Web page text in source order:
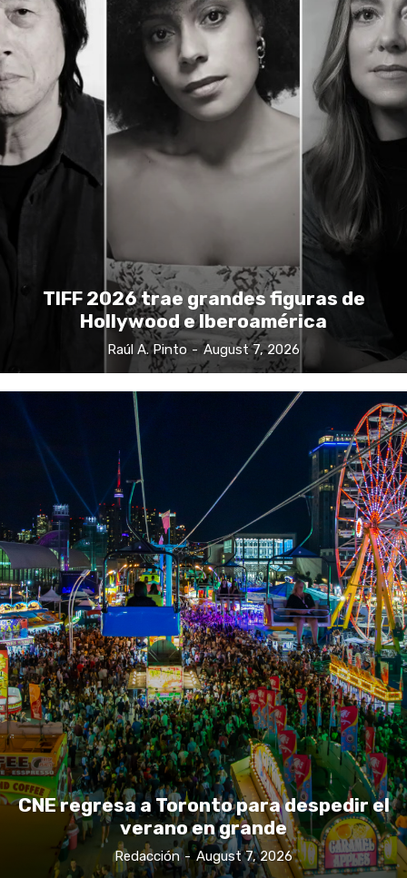
TIFF 2026 trae grandes figuras de
Hollywood e Iberoamérica
Raúl A. Pinto - August 7, 2026
CNE regresa a Toronto para despedir el
verano en grande
Redacción - August 7, 2026